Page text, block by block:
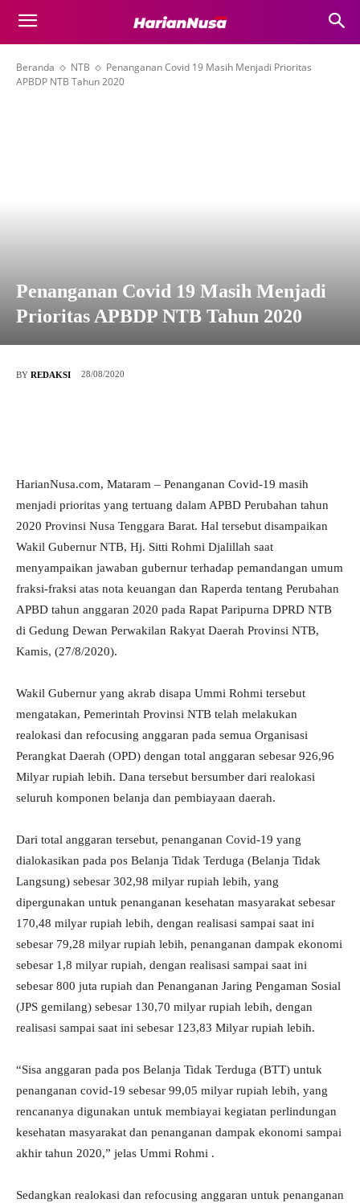
Beranda NTB
Penanganan Covid 19 Masih Menjadi Prioritas
APBDP NTB Tahun 2020
Penanganan Covid 19 Masih Menjadi
Prioritas APBDP NTB Tahun 2020
BY REDAKSI 28/08/2020
HarianNusa.com, Mataram – Penanganan Covid-19 masih
menjadi prioritas yang tertuang dalam APBD Perubahan tahun
2020 Provinsi Nusa Tenggara Barat. Hal tersebut disampaikan
Wakil Gubernur NTB, Hj. Sitti Rohmi Djalillah saat
menyampaikan jawaban gubernur terhadap pemandangan umum
fraksi-fraksi atas nota keuangan dan Raperda tentang Perubahan
APBD tahun anggaran 2020 pada Rapat Paripurna DPRD NTB
di Gedung Dewan Perwakilan Rakyat Daerah Provinsi NTB,
Kamis, (27/8/2020).
Wakil Gubernur yang akrab disapa Ummi Rohmi tersebut
mengatakan, Pemerintah Provinsi NTB telah melakukan
realokasi dan refocusing anggaran pada semua Organisasi
Perangkat Daerah (OPD) dengan total anggaran sebesar 926,96
Milyar rupiah lebih. Dana tersebut bersumber dari realokasi
seluruh komponen belanja dan pembiayaan daerah.
Dari total anggaran tersebut, penanganan Covid-19 yang
dialokasikan pada pos Belanja Tidak Terduga (Belanja Tidak
Langsung) sebesar 302,98 milyar rupiah lebih, yang
dipergunakan untuk penanganan kesehatan masyarakat sebesar
170,48 milyar rupiah lebih, dengan realisasi sampai saat ini
sebesar 79,28 milyar rupiah lebih, penanganan dampak ekonomi
sebesar 1,8 milyar rupiah, dengan realisasi sampai saat ini
sebesar 800 juta rupiah dan Penanganan Jaring Pengaman Sosial
(JPS gemilang) sebesar 130,70 milyar rupiah lebih, dengan
realisasi sampai saat ini sebesar 123,83 Milyar rupiah lebih.
“Sisa anggaran pada pos Belanja Tidak Terduga (BTT) untuk
penanganan covid-19 sebesar 99,05 milyar rupiah lebih, yang
rencananya digunakan untuk membiayai kegiatan perlindungan
kesehatan masyarakat dan penanganan dampak ekonomi sampai
akhir tahun 2020,” jelas Ummi Rohmi .
Sedangkan realokasi dan refocusing anggaran untuk penanganan